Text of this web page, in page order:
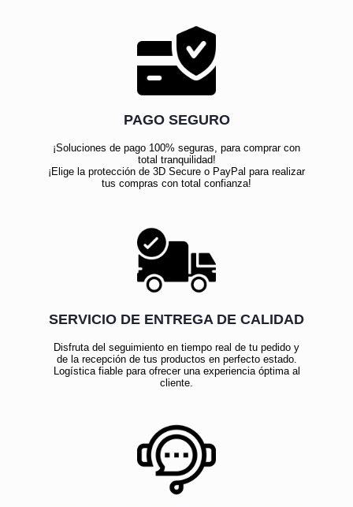
PAGO SEGURO
¡Soluciones de pago 100% seguras, para comprar con
total tranquilidad!
¡Elige la protección de 3D Secure o PayPal para realizar
tus compras con total confianza!
SERVICIO DE ENTREGA DE CALIDAD
Disfruta del seguimiento en tiempo real de tu pedido y
de la recepción de tus productos en perfecto estado.
Logística fiable para ofrecer una experiencia óptima al
cliente.